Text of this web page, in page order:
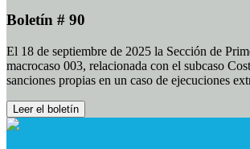
Boletín # 90
El 18 de septiembre de 2025 la Sección de
macrocaso 003, relacionada con el subcaso
sanciones propias en un caso de ejecuciones
Leer el boletín